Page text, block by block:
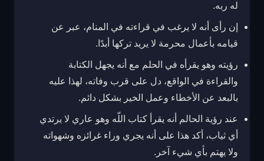
له ربه.
إن رأى أنه لا يرغب في قراءته في المنام، عبر عن
قيامه بأعمال محرمة لا يريد تركها أبدًا.
رؤيته وهو يقرأه في الحلم مع أنه يجهل الكتابة
والقراءة في الواقع، دل على قرب وفاته، لهذا عليه
بالبعد عن الأخطاء وعمل الخير بشكل دائم.
عند رؤية الحالم أنه يقرأ كتاب اللّه وهو عاري لا يرتدي
أي ثياب، أكد هذا على أنه يجري وراء غرائزه وشهواته
ولا يهتم بأي شيء آخر.